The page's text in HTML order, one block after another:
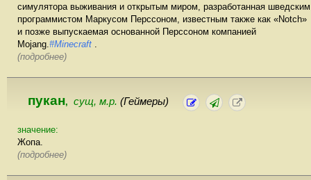
симулятора выживания и открытым миром, разработанная шведским
программистом Маркусом Перссоном, известным также как «Notch»
и позже выпускаемая основанной Перссоном компанией
Mojang. #Minecraft
(подробнее)
пукан, сущ, м.р. (Геймеры)
значение:
Жопа.
(подробнее)